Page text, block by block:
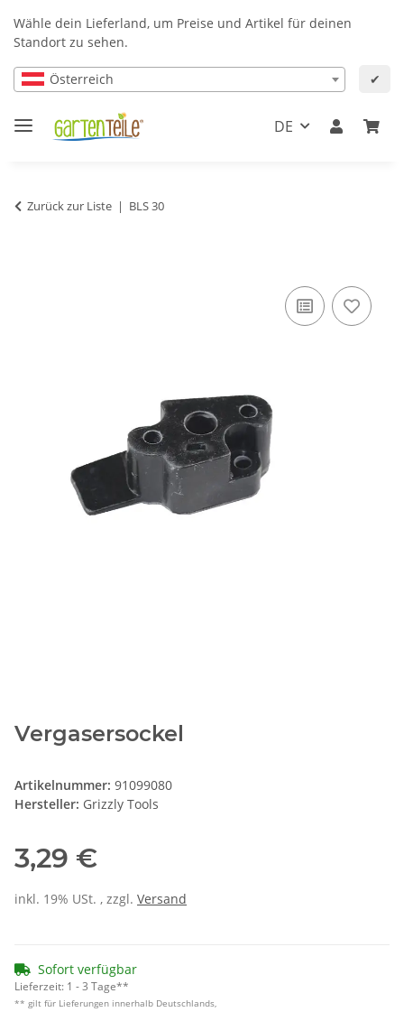
Wähle dein Lieferland, um Preise und Artikel für deinen
Standort zu sehen.
Österreich ✔
DE
Zurück zur Liste BLS 30
Vergasersockel
Artikelnummer: 91099080
Hersteller: Grizzly Tools
3,29 €
inkl. 19% USt. , zzgl. Versand
Sofort verfügbar
Lieferzeit: 1 - 3 Tage**
** gilt für Lieferungen innerhalb Deutschlands,